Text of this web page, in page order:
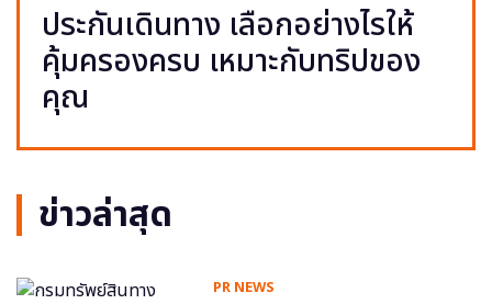
ประกันเดินทาง เลือกอย่างไรให้
คุ้มครองครบ เหมาะกับทริปของ
คุณ
ข่าวล่าสุด
PR NEWS